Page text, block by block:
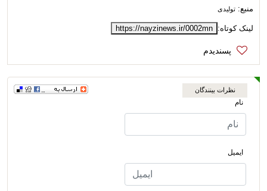
منبع: تولیدی
لینک کوتاه: https://nayzinews.ir/0002mn
نظرات بینندگان
نام
ایمیل